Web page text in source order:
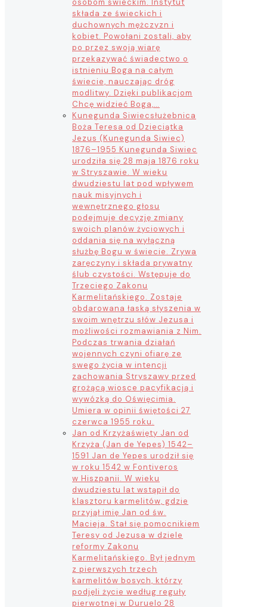
składa ze świeckich i
duchownych mężczyzn i
kobiet. Powołani zostali, aby
po przez swoją wiarę
przekazywać świadectwo o
istnieniu Boga na całym
świecie, nauczając dróg
modlitwy. Dzięki publikacjom
Chcę widzieć Boga,…
Kunegunda Siwiecsłużebnica
Boża Teresa od Dzieciątka
Jezus (Kunegunda Siwiec)
1876–1955 Kunegunda Siwiec
urodziła się 28 maja 1876 roku
w Stryszawie. W wieku
dwudziestu lat pod wpływem
nauk misyjnych i
wewnętrznego głosu
podejmuje decyzję zmiany
swoich planów życiowych i
oddania się na wyłączną
służbę Bogu w świecie. Zrywa
zaręczyny i składa prywatny
ślub czystości. Wstępuje do
Trzeciego Zakonu
Karmelitańskiego. Zostaje
obdarowana łaską słyszenia w
swoim wnętrzu słów Jezusa i
możliwości rozmawiania z Nim.
Podczas trwania działań
wojennych czyni ofiarę ze
swego życia w intencji
zachowania Stryszawy przed
grożącą wiosce pacyfikacją i
wywózką do Oświęcimia.
Umiera w opinii świętości 27
czerwca 1955 roku.
Jan od Krzyżaświęty Jan od
Krzyża (Jan de Yepes) 1542–
1591 Jan de Yepes urodził się
w roku 1542 w Fontiveros
w Hiszpanii. W wieku
dwudziestu lat wstąpił do
klasztoru karmelitów, gdzie
przyjął imię Jan od św.
Macieja. Stał się pomocnikiem
Teresy od Jezusa w dziele
reformy Zakonu
Karmelitańskiego. Był jednym
z pierwszych trzech
karmelitów bosych, którzy
podjęli życie według reguły
pierwotnej w Duruelo 28